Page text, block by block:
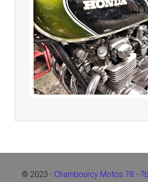
© 2023 - Chambourcy Motos 78 -